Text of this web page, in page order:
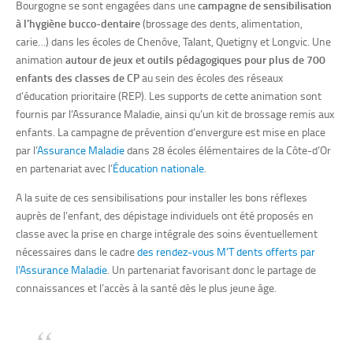
Bourgognese sont engagées dans unecampagne de sensibilisation
à l’hygiène bucco-dentaire(brossage des dents, alimentation,
carie…) dans les écoles de Chenôve, Talant, Quetigny et Longvic. Une
animation autour de jeux et outils pédagogiques pour plus de 700
enfants des classes de CPau sein des écoles des réseaux
d’éducation prioritaire (REP). Les supports de cette animation sont
fournis par l’Assurance Maladie, ainsi qu’un kit de brossage remis aux
enfants. La campagne de prévention d’envergure est mise en place
par l’Assurance Maladiedans 28 écoles élémentaires de la Côte-d’Or
en partenariat avec l’Éducation nationale.
A la suite de ces sensibilisations pour installer les bons réflexes
auprès de l’enfant, des dépistage individuels ont été proposés en
classe avec la prise en charge intégrale des soins éventuellement
nécessaires dans le cadredes rendez-vous M’T dents offerts par
l’Assurance Maladie. Un partenariat favorisant donc le partage de
connaissances et l’accès à la santé dès le plus jeune âge.